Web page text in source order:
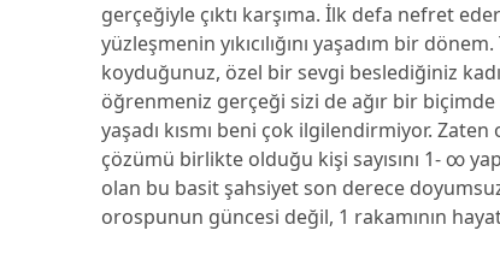
gerçeğiyle çıktı karşıma. İlk defa nefret
yüzleşmenin yıkıcılığını yaşadım bir
koyduğunuz, özel bir sevgi beslediğiniz
öğrenmeniz gerçeği sizi de ağır bir
yaşadı kısmı beni çok ilgilendirmiyor.
çözümü birlikte olduğu kişi sayısını 1- ∞
olan bu basit şahsiyet son derece
orospunun güncesi değil, 1 rakamının